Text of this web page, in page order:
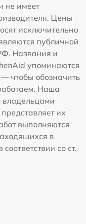
не имеет
Цены
исключительно
публичной
Названия и
упоминаются
чтобы обозначить
Наша
их
выполняются
в
со ст.